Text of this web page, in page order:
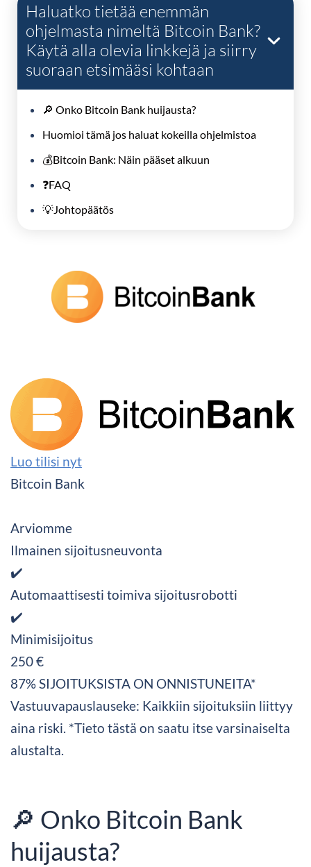
Haluatko tietää enemmän
ohjelmasta nimeltä Bitcoin Bank?
Käytä alla olevia linkkejä ja siirry
suoraan etsimääsi kohtaan
🔎 Onko Bitcoin Bank huijausta?
Huomioi tämä jos haluat kokeilla ohjelmistoa
💰Bitcoin Bank: Näin pääset alkuun
❓FAQ
💡Johtopäätös
Luo tilisi nyt
Bitcoin Bank
Arviomme
Ilmainen sijoitusneuvonta
✔️
Automaattisesti toimiva sijoitusrobotti
✔️
Minimisijoitus
250 €
87% SIJOITUKSISTA ON ONNISTUNEITA*
Vastuuvapauslauseke: Kaikkiin sijoituksiin liittyy
aina riski. *Tieto tästä on saatu itse varsinaiselta
alustalta.
🔎 Onko Bitcoin Bank
huijausta?